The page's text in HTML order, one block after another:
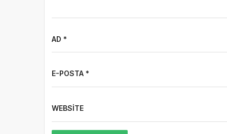
AD *
E-POSTA *
WEBSITE